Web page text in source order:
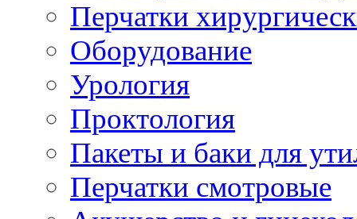
Перчатки
Оборудование
Урология
Проктология
Пакеты и баки для
Перчатки смотровые